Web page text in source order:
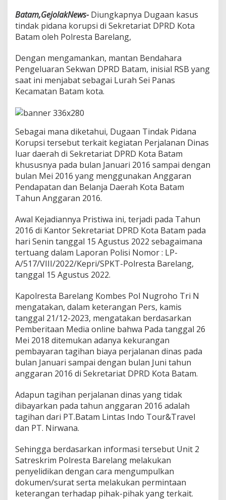
s
e
s
D
g
a
a
n
K
r
p
s
P
e
r
a
n
D
i
a
s
F
k
t
i
f
S
e
k
a
n
a
t
a
m
S
m
p
i
T
u
Batam,GejolakNews- Diungkapnya Dugaan kasus
tindak pidana korupsi di Sekretariat DPRD Kota
Batam oleh Polresta Barelang,
Dengan mengamankan, mantan Bendahara
Pengeluaran Sekwan DPRD Batam, inisial RSB yang
saat ini menjabat sebagai Lurah Sei Panas
Kecamatan Batam kota.
Sebagai mana diketahui, Dugaan Tindak Pidana
Korupsi tersebut terkait kegiatan Perjalanan Dinas
luar daerah di Sekretariat DPRD Kota Batam
khususnya pada bulan Januari 2016 sampai dengan
bulan Mei 2016 yang menggunakan Anggaran
Pendapatan dan Belanja Daerah Kota Batam
Tahun Anggaran 2016.
Awal Kejadiannya Pristiwa ini, terjadi pada Tahun
2016 di Kantor Sekretariat DPRD Kota Batam pada
hari Senin tanggal 15 Agustus 2022 sebagaimana
tertuang dalam Laporan Polisi Nomor : LP-
A/517/VIII/2022/Kepri/SPKT-Polresta Barelang,
tanggal 15 Agustus 2022.
Kapolresta Barelang Kombes Pol Nugroho Tri N
mengatakan, dalam keterangan Pers, kamis
tanggal 21/12-2023, mengatakan berdasarkan
Pemberitaan Media online bahwa Pada tanggal 26
Mei 2018 ditemukan adanya kekurangan
pembayaran tagihan biaya perjalanan dinas pada
bulan Januari sampai dengan bulan Juni tahun
anggaran 2016 di Sekretariat DPRD Kota Batam.
Adapun tagihan perjalanan dinas yang tidak
dibayarkan pada tahun anggaran 2016 adalah
tagihan dari PT.Batam Lintas Indo Tour&Travel
dan PT. Nirwana.
Sehingga berdasarkan informasi tersebut Unit 2
Satreskrim Polresta Barelang melakukan
penyelidikan dengan cara mengumpulkan
dokumen/surat serta melakukan permintaan
keterangan terhadap pihak-pihak yang terkait.